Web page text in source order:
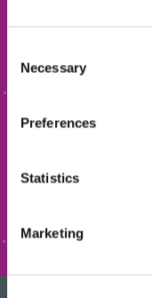
Selection
Necessary
Preferences
Statistics
Marketing
准备好迈出下一步